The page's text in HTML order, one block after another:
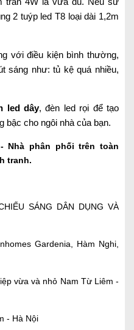
2 tuýp led T8 loại dài 1,2m
với điều kiện bình thường,
sáng như: tủ kệ quá nhiều,
led dây, đèn led rọi để tạo
bậc cho ngôi nhà của bạn.
Nhà phân phối trên toàn
tranh.
SÁNG DÂN DỤNG VÀ
Gardenia, Hàm Nghi,
vừa và nhỏ Nam Từ Liêm -
- Hà Nội